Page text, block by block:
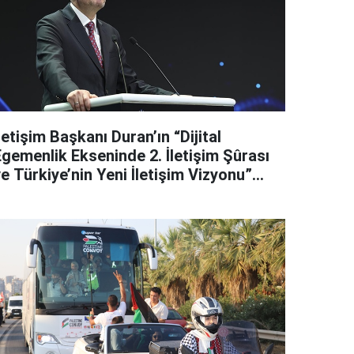
Başkanı Duran’ın “Dijital
Ekseninde 2. İletişim Şûrası
Türkiye’nin Yeni İletişim Vizyonu”